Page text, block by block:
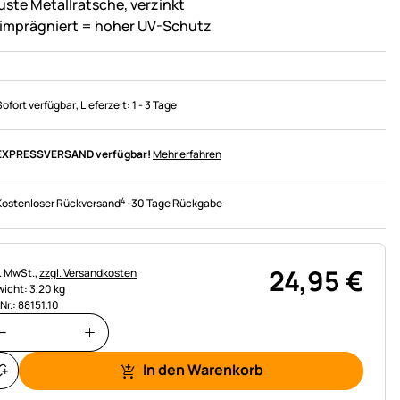
Metallratsche, verzinkt
= hoher UV-Schutz
verfügbar, Lieferzeit:1 - 3 Tage
verfügbar!Mehr erfahren
Rückversand4-30 Tage Rückgabe
MwSt.,zzgl. Versandkosten
3,20 kg
88151.10
24,95€
In den Warenkorb